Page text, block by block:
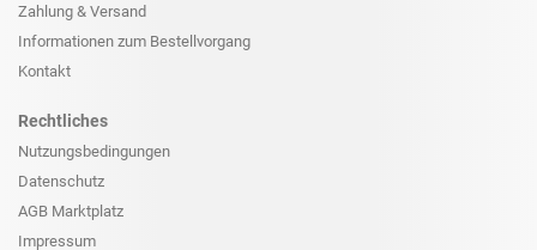
Zahlung & Versand
Informationen zum Bestellvorgang
Kontakt
Rechtliches
Nutzungsbedingungen
Datenschutz
AGB Marktplatz
Impressum